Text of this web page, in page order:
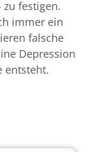
festigen.
immer ein
falsche
Depression
entsteht.